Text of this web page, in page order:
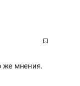
же мнения.